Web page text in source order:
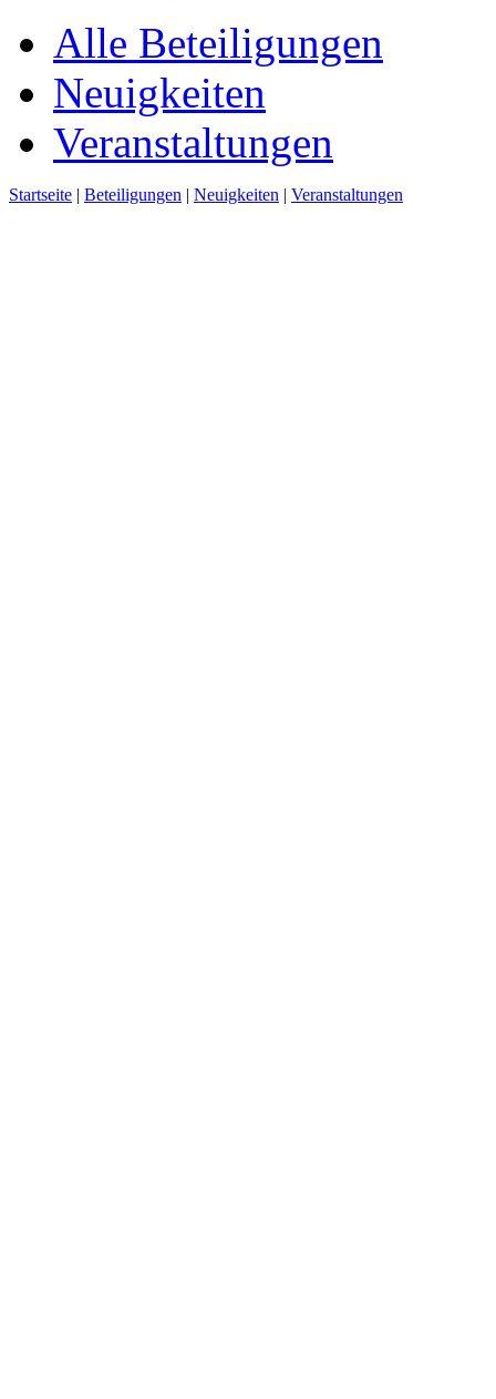
Alle Beteiligungen
Neuigkeiten
Veranstaltungen
Startseite | Beteiligungen | Neuigkeiten | Veranstaltungen